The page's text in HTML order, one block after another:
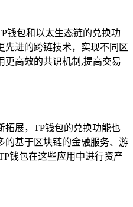
钱包和以太生态链的兑换功
先进的跨链技术，实现不同区
更高效的共识机制,提高交易
拓展，TP钱包的兑换功能也
的基于区块链的金融服务、游
钱包在这些应用中进行资产